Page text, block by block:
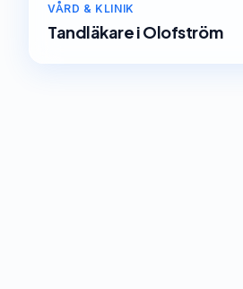
VÅRD & KLINIK
TandläkareiOlofström